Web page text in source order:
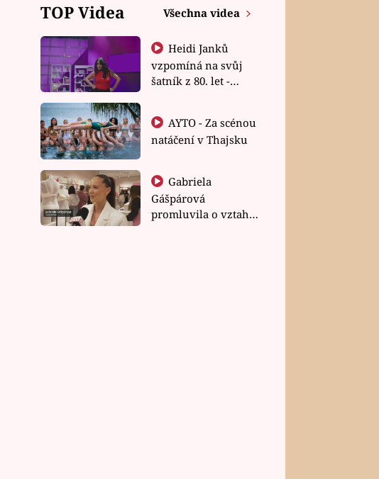
TOP Videa Všechna videa
Heidi Janků
vzpomíná na svůj
šatník z 80. let -
natáčení v Thajsku
Gabriela
Gášpárová
promluvila o vztahu